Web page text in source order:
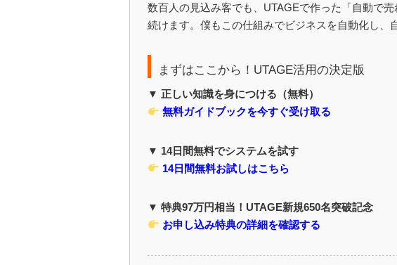
数百人の見込み客でも、UTAGEで作った「自動で
続けます。僕もこの仕組みでビジネスを自動化し、
まずはここから！UTAGE活用の決定版
▼ 正しい知識を身につける（無料）
無料ガイドブックを今すぐ受け取る
▼ 14日間無料でシステムを試す
14日間無料お試しはこちら
▼ 特典97万円相当！UTAGE新規650名突破記念
お申し込み特典の詳細を確認する